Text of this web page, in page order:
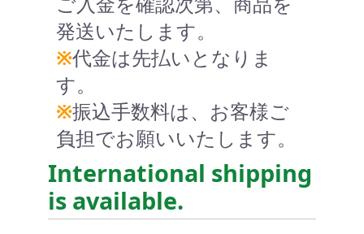
発送いたします。
※代金は先払いとなりま
す。
※振込手数料は、お客様ご
負担でお願いいたします。
International shipping
is available.